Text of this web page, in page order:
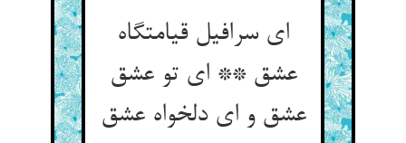
ای سرافیل قیامتگاه
عشق ** ای تو عشق
عشق و ای دلخواه عشق